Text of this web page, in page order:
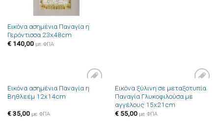
Εικόνα ασημένια Παναγία η
Γερόντισσα 23x48cm
€140,00 με ΦΠΑ
Πρόσθήκη
Εικόνα ασημένια Παναγία η
Βηθλεέμ 12x14cm
€35,00 με ΦΠΑ
Πρόσθήκη
στην λίστα
Εικόνα ξύλινη σε μεταξοτυπία
Παναγία Γλυκοφιλούσα με
αγγέλους 15x21cm
€55,00 με ΦΠΑ